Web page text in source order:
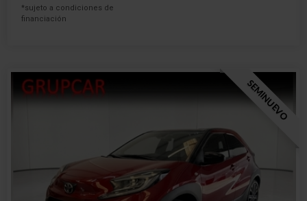
*sujeto a condiciones de
financiación
SEMINUEVO